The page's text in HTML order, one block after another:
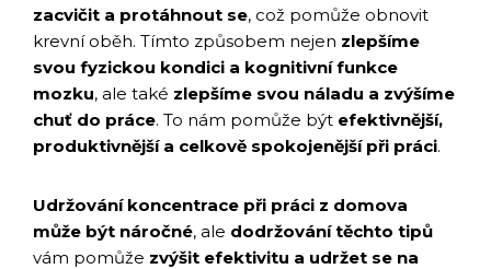
zacvičit a protáhnout se, což pomůže obnovit
krevní oběh. Tímto způsobem nejen zlepšíme
svou fyzickou kondici a kognitivní funkce
mozku, ale také zlepšíme svou náladu a zvýšíme
chuť do práce. To nám pomůže být efektivnější,
produktivnější a celkově spokojenější při práci.
Udržování koncentrace při práci z domova
může být náročné, ale dodržování těchto tipů
vám pomůže zvýšit efektivitu a udržet se na